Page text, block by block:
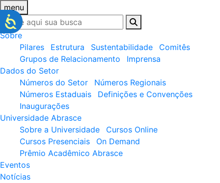
menu
Sobre
Pilares
Estrutura Sustentabilidade
Comitês
Grupos de Relacionamento
Imprensa
Dados do Setor
Números do Setor
Números Regionais
Números Estaduais
Definições e Convenções
Inaugurações
Universidade Abrasce
Sobre a Universidade
Cursos Online
Cursos Presenciais
On Demand
Prêmio Acadêmico Abrasce
Eventos
Notícias